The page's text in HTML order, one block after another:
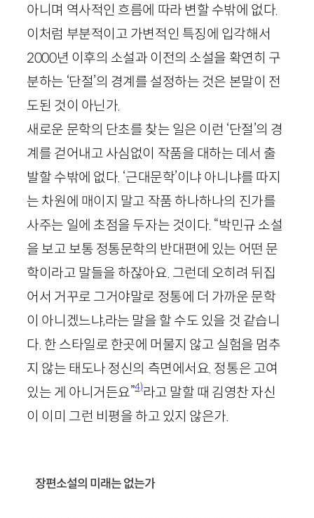
아니며 역사적인 흐름에 따라 변할 수밖에 없다.
이처럼 부분적이고 가변적인 특징에 입각해서
2000년 이후의 소설과 이전의 소설을 확연히 구
분하는 ‘단절’의 경계를 설정하는 것은 본말이 전
도된 것이 아닌가.
새로운 문학의 단초를 찾는 일은 이런 ‘단절’의 경
계를 걷어내고 사심없이 작품을 대하는 데서 출
발할 수밖에 없다. ‘근대문학’이냐 아니냐를 따지
는 차원에 매이지 말고 작품 하나하나의 진가를
사주는 일에 초점을 두자는 것이다. “박민규 소설
을 보고 보통 정통문학의 반대편에 있는 어떤 문
학이라고 말들을 하잖아요. 그런데 오히려 뒤집
어서 거꾸로 그거야말로 정통에 더 가까운 문학
이 아니겠느냐,라는 말을 할 수도 있을 것 같습니
다. 한 스타일로 한곳에 머물지 않고 실험을 멈추
지 않는 태도나 정신의 측면에서요. 정통은 고여
있는 게 아니거든요”4)라고 말할 때 김영찬 자신
이 이미 그런 비평을 하고 있지 않은가.
장편소설의 미래는 없는가